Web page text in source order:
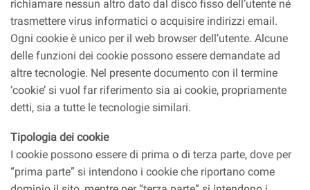
richiamare nessun altro dato dal disco fisso dell’utente né
trasmettere virus informatici o acquisire indirizzi email.
Ogni cookie è unico per il web browser dell’utente. Alcune
delle funzioni dei cookie possono essere demandate ad
altre tecnologie. Nel presente documento con il termine
‘cookie’ si vuol far riferimento sia ai cookie, propriamente
detti, sia a tutte le tecnologie similari.
Tipologia dei cookie
I cookie possono essere di prima o di terza parte, dove per
“prima parte” si intendono i cookie che riportano come